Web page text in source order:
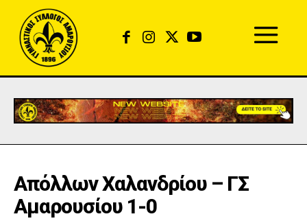
Απόλλων Χαλανδρίου – ΓΣ
Αμαρουσίου 1-0